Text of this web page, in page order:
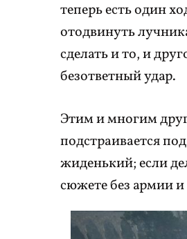
теперь есть один
отодвинуть
сделать и то, и
безответный удар.
Этим и многим
подстраивается
жиденький; если
сюжете без армии